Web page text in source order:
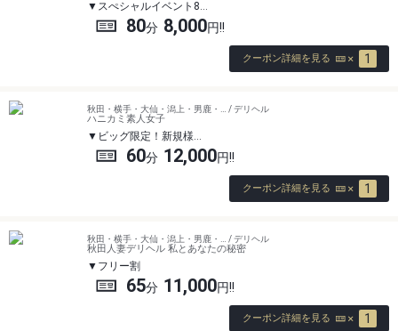
スぺシャルイベント8…
80 8,000
クーポン詳細を見る 1
秋田・横手・大仙・潟上・男鹿・… / デリヘル
ハニカミ素人女子
ビッグ限定！新規様…
60 12,000
クーポン詳細を見る 1
秋田・横手・大仙・潟上・男鹿・… / デリヘル
秋田人妻デリヘル 私とあなたの秘密
フリー割
65 11,000
クーポン詳細を見る 1